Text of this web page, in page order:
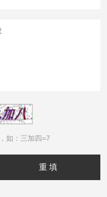
如：三加四=7